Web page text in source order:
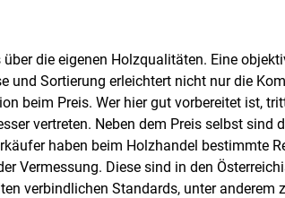
die eigenen Holzqualitäten. Eine
und Sortierung erleichtert nicht nur die
beim Preis. Wer hier gut vorbereitet ist,
vertreten. Neben dem Preis selbst sind
haben beim Holzhandel bestimmte
Vermessung. Diese sind in den
verbindlichen Standards, unter anderem